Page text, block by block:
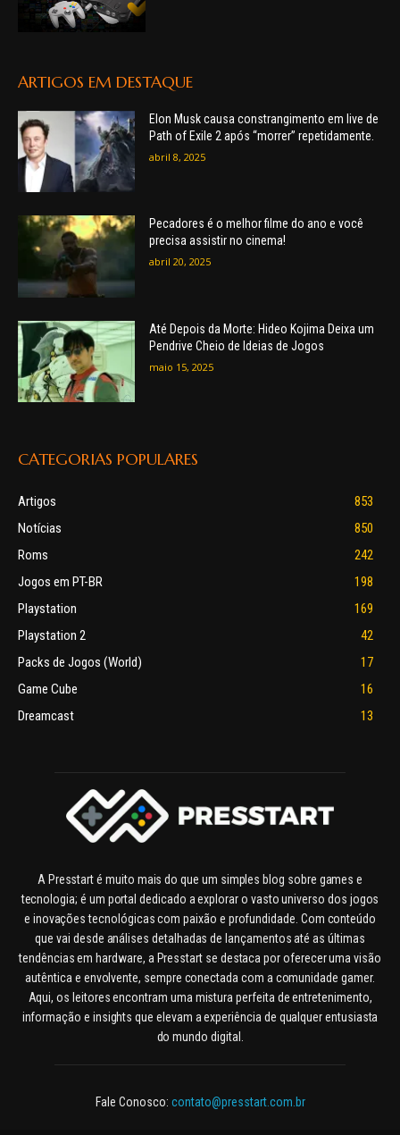
ARTIGOS EM DESTAQUE
Elon Musk causa constrangimento em live de
Path of Exile 2 após “morrer” repetidamente.
abril 8, 2025
Pecadores é o melhor filme do ano e você
precisa assistir no cinema!
abril 20, 2025
Até Depois da Morte: Hideo Kojima Deixa um
Pendrive Cheio de Ideias de Jogos
maio 15, 2025
CATEGORIAS POPULARES
Artigos
853
Notícias
850
Roms
242
Jogos em PT-BR
198
Playstation
169
Playstation 2
42
Packs de Jogos (World)
17
Game Cube
16
Dreamcast
13
A Presstart é muito mais do que um simples blog sobre games e
tecnologia; é um portal dedicado a explorar o vasto universo dos jogos
e inovações tecnológicas com paixão e profundidade. Com conteúdo
que vai desde análises detalhadas de lançamentos até as últimas
tendências em hardware, a Presstart se destaca por oferecer uma visão
autêntica e envolvente, sempre conectada com a comunidade gamer.
Aqui, os leitores encontram uma mistura perfeita de entretenimento,
informação e insights que elevam a experiência de qualquer entusiasta
do mundo digital.
Fale Conosco: contato@presstart.com.br